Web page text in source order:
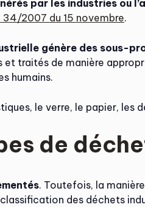
par les industries ou
34/2007 du 15 novembre.
génère des sous-
traités de manière
humains.
le verre, le papier, les
de
. Toutefois, la
des déchets